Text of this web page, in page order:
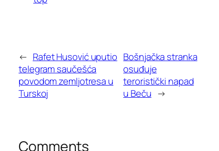
← Rafet Husović uputio
telegram saučešća
povodom zemljotresa u
Turskoj
Bošnjačka stranka
osuđuje
teroristički napad
u Beču →
Comments